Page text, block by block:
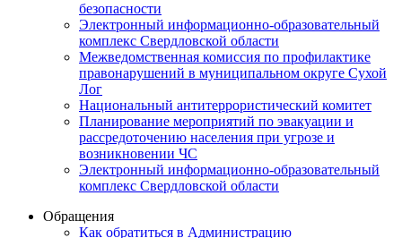
безопасности
Электронный информационно-образовательный
комплекс Cвердловской области
Межведомственная комиссия по профилактике
правонарушений в муниципальном округе Сухой
Лог
Национальный антитеррористический комитет
Планирование мероприятий по эвакуации и
рассредоточению населения при угрозе и
возникновении ЧС
Электронный информационно-образовательный
комплекс Свердловской области
Обращения
Как обратиться в Администрацию